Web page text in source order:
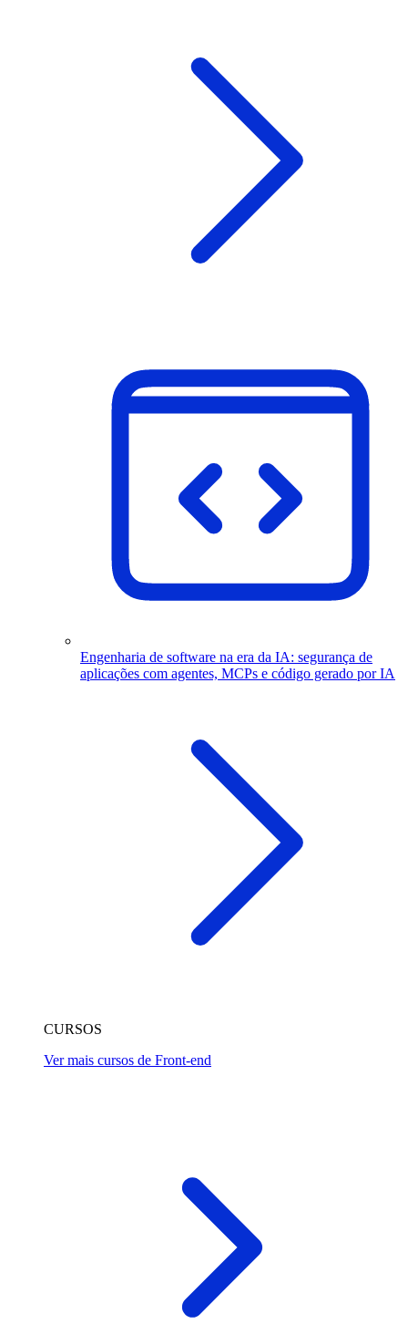
Engenharia de software na era da IA: segurança de
aplicações com agentes, MCPs e código gerado por IA
CURSOS
Ver mais cursos de Front-end